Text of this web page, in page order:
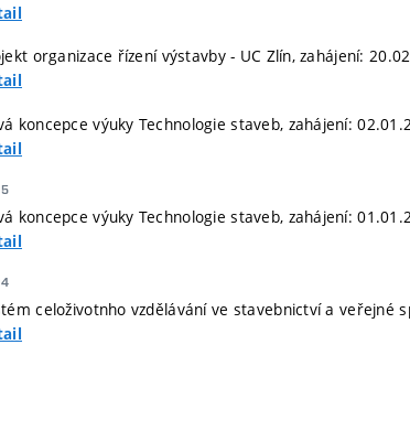
organizace řízení výstavby - UC Zlín, zahájení:
koncepce výuky Technologie staveb, zahájení:
koncepce výuky Technologie staveb, zahájení:
celoživotnho vzdělávání ve stavebnictví a veřejné